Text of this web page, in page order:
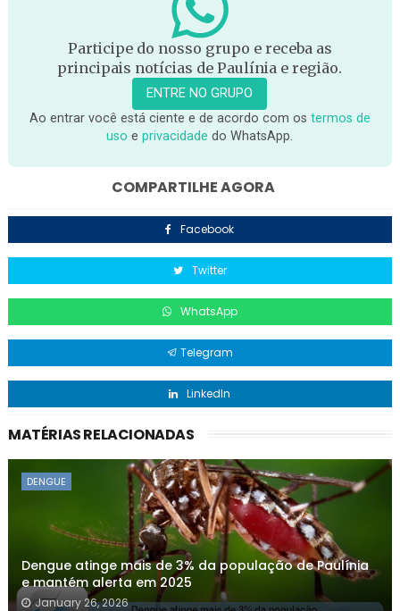
Participe do nosso grupo e receba as
principais notícias de Paulínia e região.
ENTRE NO GRUPO
Ao entrar você está ciente e de acordo com os termos de
uso eprivacidade do WhatsApp.
COMPARTILHE AGORA
Facebook
Twitter
WhatsApp
Telegram
LinkedIn
MATÉRIAS RELACIONADAS
DENGUE
Dengue atinge mais de 3% da população de Paulínia
e mantém alerta em 2025
January 26, 2026